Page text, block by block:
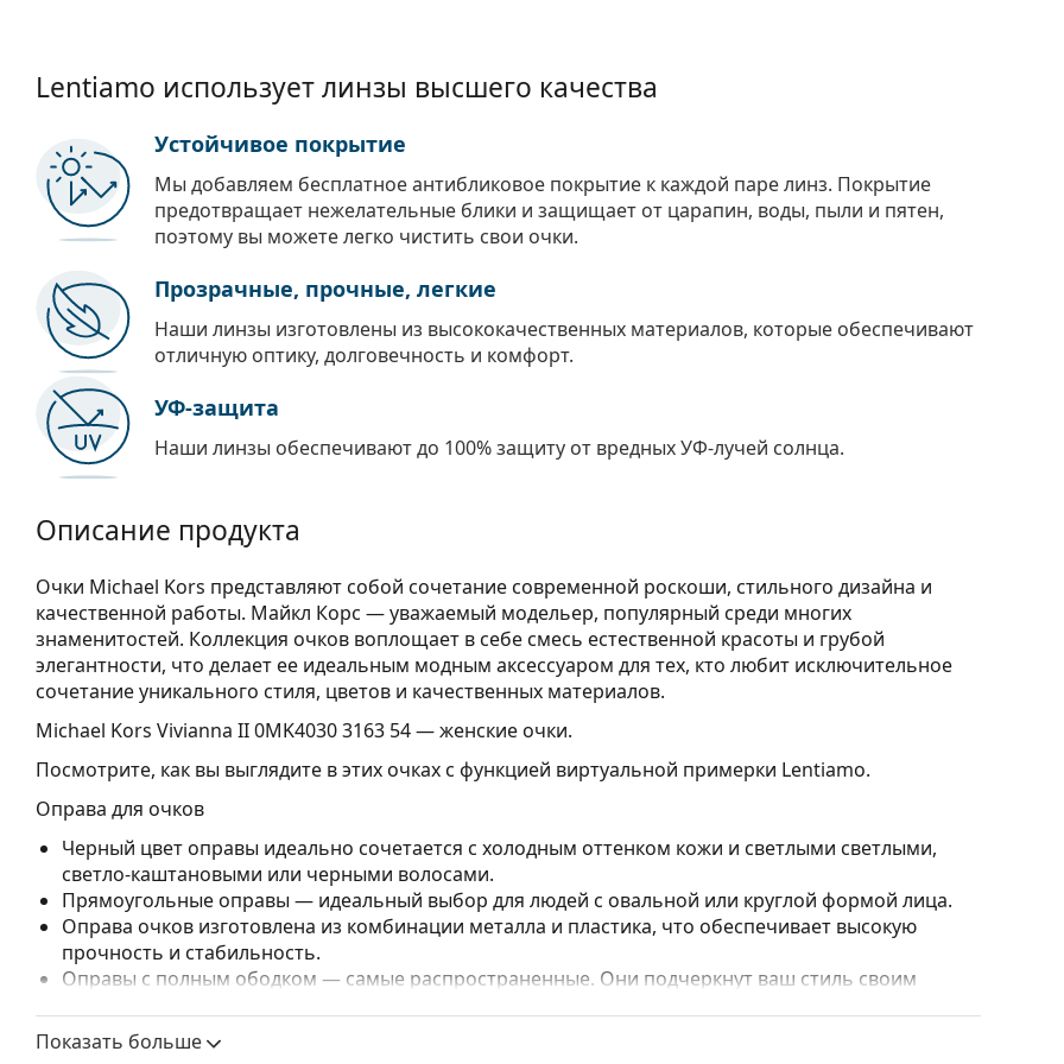
Lentiamo использует линзы высшего качества
Устойчивое покрытие
Мы добавляем бесплатное антибликовое покрытие к каждой паре линз. Покрытие
предотвращает нежелательные блики и защищает от царапин, воды, пыли и пятен,
поэтому вы можете легко чистить свои очки.
Прозрачные, прочные, легкие
Наши линзы изготовлены из высококачественных материалов, которые обеспечивают
отличную оптику, долговечность и комфорт.
УФ-защита
Наши линзы обеспечивают до 100% защиту от вредных УФ-лучей солнца.
Описание продукта
Очки Michael Kors представляют собой сочетание современной роскоши, стильного дизайна и
качественной работы. Майкл Корс — уважаемый модельер, популярный среди многих
знаменитостей. Коллекция очков воплощает в себе смесь естественной красоты и грубой
элегантности, что делает ее идеальным модным аксессуаром для тех, кто любит исключительное
сочетание уникального стиля, цветов и качественных материалов.
Michael Kors Vivianna II 0MK4030 3163 54— женские очки.
Посмотрите, как вы выглядите в этих очках с функцией виртуальной примерки Lentiamo.
Оправа для очков
Черный цвет оправы идеально сочетается с холодным оттенком кожи и светлыми светлыми,
светло-каштановыми или черными волосами.
Прямоугольные оправы — идеальный выбор для людей с овальной или круглой формой лица.
Оправа очков изготовлена из комбинации металла и пластика, что обеспечивает высокую
прочность и стабильность.
Оправы с полным ободком — самые распространенные. Они подчеркнут ваш стиль своим
повреждений. Этот тип оправы подходит для всех линз, включая более толстые с более
высокими оптическими характеристиками.
Показать больше